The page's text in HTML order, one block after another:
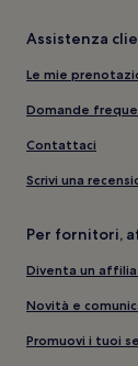
Assistenza
Le mie
Domande
Contattaci
Scrivi una
Per fornitori,
Diventa un
Novità e
Promuovi i tuoi